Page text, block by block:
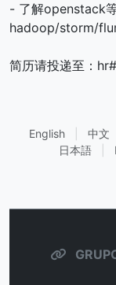
- 了解openstack
hadoop/storm/
简历请投递至：
English 中文
日本語